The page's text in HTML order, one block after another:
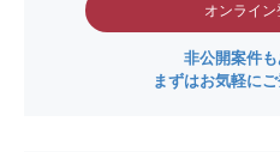
オンライン
非公開案件も
まずはお気軽にご